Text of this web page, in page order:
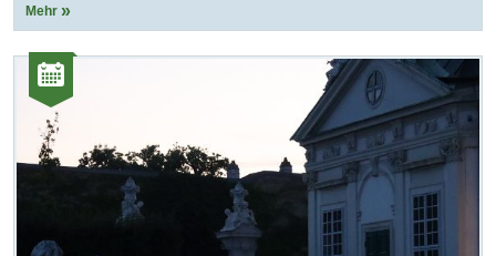
Mehr
Kategorie:
Veranstaltungen